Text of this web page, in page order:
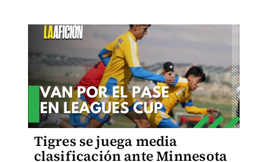
Tigres se juega media
clasificación ante Minnesota